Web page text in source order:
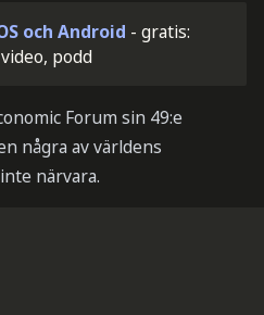
och Android - gratis:
podd
Forum sin 49:e
några av världens
närvara.